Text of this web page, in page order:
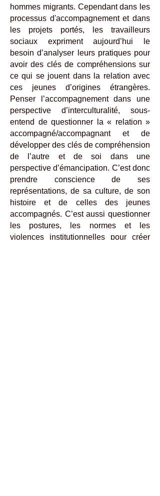
hommes migrants. Cependant dans les
processus d'accompagnement et dans
les projets portés, les travailleurs
sociaux expriment aujourd’hui le
besoin d’analyser leurs pratiques pour
avoir des clés de compréhensions sur
ce qui se jouent dans la relation avec
ces jeunes d’origines étrangères.
Penser l’accompagnement dans une
perspective d’interculturalité, sous-
entend de questionner la « relation »
accompagné/accompagnant et de
développer des clés de compréhension
de l’autre et de soi dans une
perspective d’émancipation. C’est donc
prendre conscience de ses
représentations, de sa culture, de son
histoire et de celles des jeunes
accompagnés. C’est aussi questionner
les postures, les normes et les
violences institutionnelles pour créer